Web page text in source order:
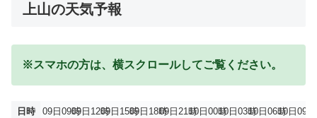
上山の天気予報
※スマホの方は、横スクロールしてご覧ください。
日時 09日09時09日12時09日15時09日18時09日21時10日00時10日03時10日06時10日09時